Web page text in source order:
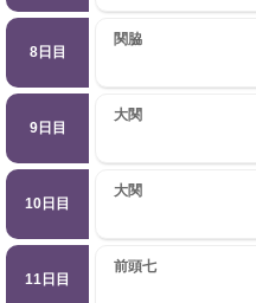
8日目
関脇
9日目
大関
10日目
大関
11日目
前頭七